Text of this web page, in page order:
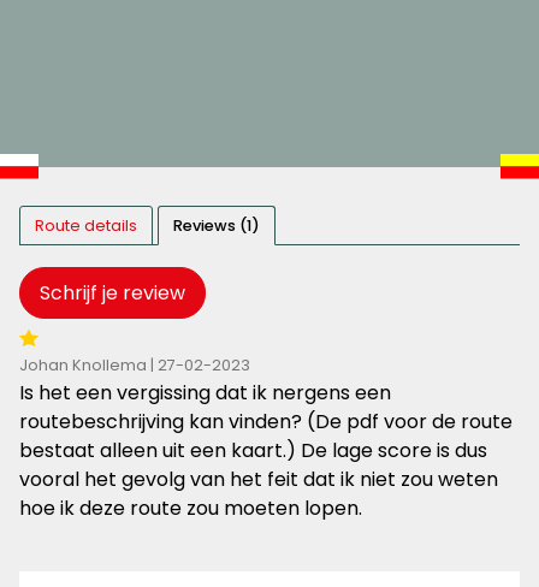
Route details Reviews (1)
Schrijf je review
1
van
de
5
sterren
Johan Knollema | 27-02-2023
Is het een vergissing dat ik nergens een
routebeschrijving kan vinden? (De pdf voor de route
bestaat alleen uit een kaart.) De lage score is dus
vooral het gevolg van het feit dat ik niet zou weten
hoe ik deze route zou moeten lopen.